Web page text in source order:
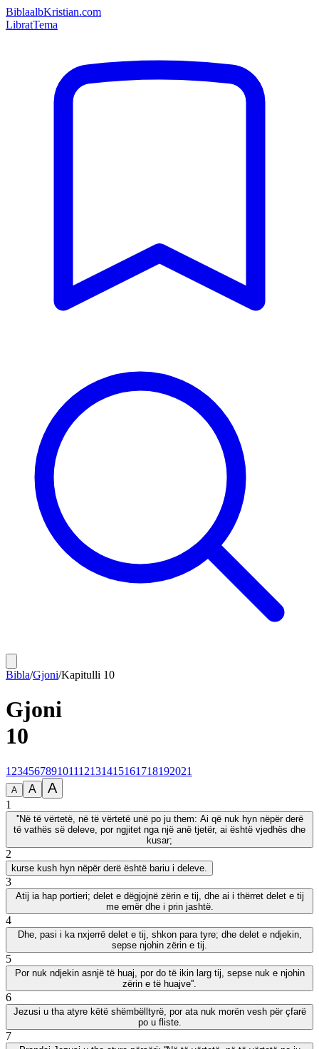
BiblaalbKristian.com
LibratTema
Bibla/Gjoni/Kapitulli 10
Gjoni
10
1 23456789101112131415161718192021
A A A
1
''Në të vërtetë, në të vërtetë unë po ju them: Ai që nuk hyn nëpër derë
të vathës së deleve, por ngjitet nga një anë tjetër, ai është vjedhës dhe
kusar;
2
kurse kush hyn nëpër derë është bariu i deleve.
3
Atij ia hap portieri; delet e dëgjojnë zërin e tij, dhe ai i thërret delet e tij
me emër dhe i prin jashtë.
4
Dhe, pasi i ka nxjerrë delet e tij, shkon para tyre; dhe delet e ndjekin,
sepse njohin zërin e tij.
5
Por nuk ndjekin asnjë të huaj, por do të ikin larg tij, sepse nuk e njohin
zërin e të huajve''.
6
Jezusi u tha atyre këtë shëmbëlltyrë, por ata nuk morën vesh për çfarë
po u fliste.
7